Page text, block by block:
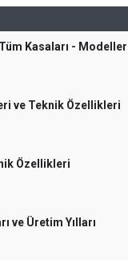
Kasaları -
ve Teknik Özellikleri
Özellikleri
ve Üretim Yılları